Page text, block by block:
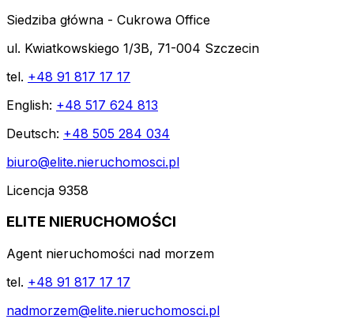
Siedziba główna - Cukrowa Office
ul. Kwiatkowskiego 1/3B, 71-004 Szczecin
tel. +48 91 817 17 17
English: +48 517 624 813
Deutsch: +48 505 284 034
biuro@elite.nieruchomosci.pl
Licencja 9358
ELITE NIERUCHOMOŚCI
Agent nieruchomości nad morzem
tel. +48 91 817 17 17
nadmorzem@elite.nieruchomosci.pl